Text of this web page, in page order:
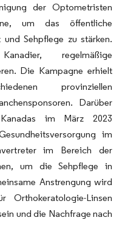
der Optometristen
um das öffentliche
Sehpflege zu stärken.
regelmäßige
Die Kampagne erhielt
provinziellen
Darüber
im März 2023
im
im Bereich der
um die Sehpflege in
Anstrengung wird
Linsen
und die Nachfrage nach